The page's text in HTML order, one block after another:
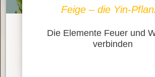
Feige – die Yin-
Die Elemente Feuer und
verbinden